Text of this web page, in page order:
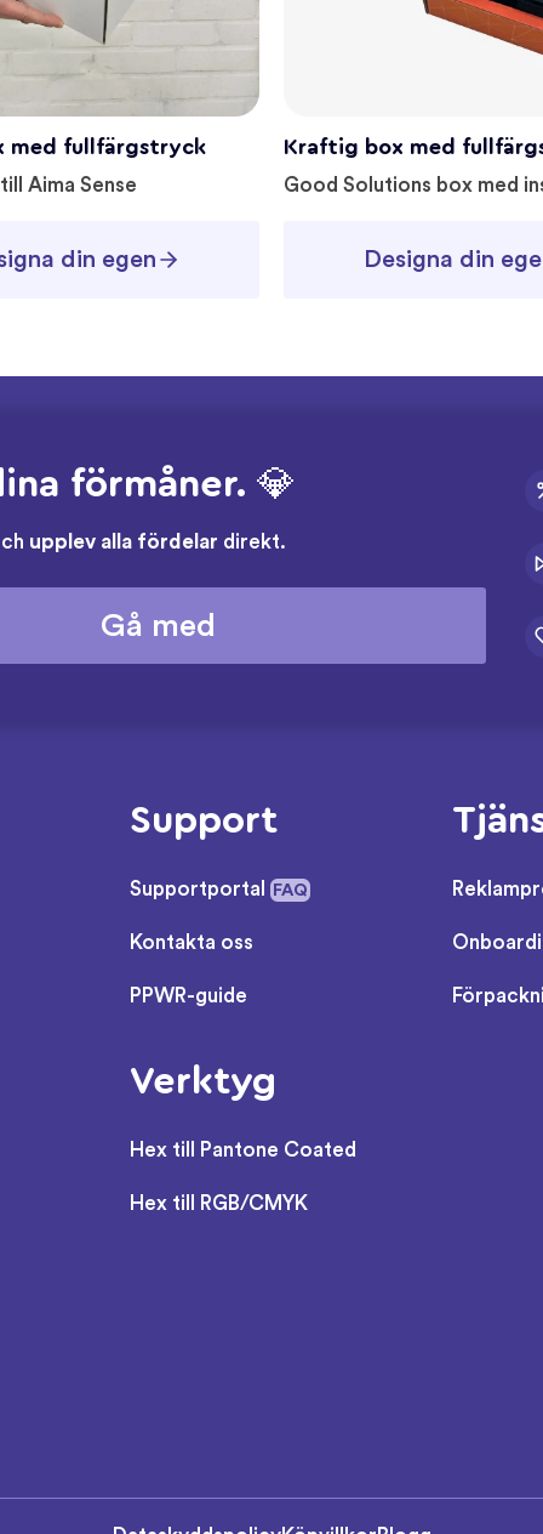
med fullfärgstryck
Aima Sense
din egen
Kraftig box med
Good Solutions box med
Designa din
förmåner. 💎
upplev alla fördelar direkt.
Gå med
Support
Supportportal FAQ
Kontakta oss
PPWR-guide
Verktyg
Hex till Pantone Coated
Hex till RGB/CMYK